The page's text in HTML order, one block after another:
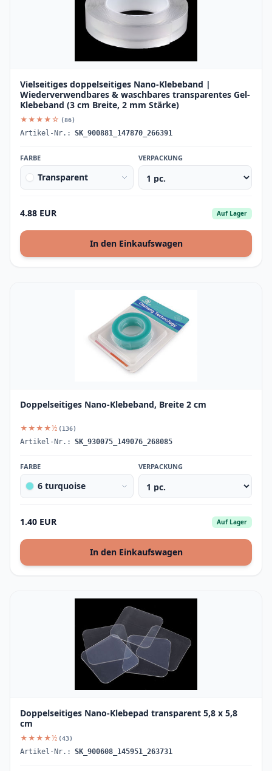
Vielseitiges doppelseitiges Nano-Klebeband |
Wiederverwendbares & waschbares transparentes Gel-
Klebeband (3 cm Breite, 2 mm Stärke)
★★★★☆ (86)
Artikel-Nr.: SK_900881_147870_266391
FARBE
Transparent
VERPACKUNG
4.88 EUR Auf Lager
In den Einkaufswagen
Doppelseitiges Nano-Klebeband, Breite 2 cm
★★★★½ (136)
Artikel-Nr.: SK_930075_149076_268085
FARBE
6 turquoise
VERPACKUNG
1.40 EUR Auf Lager
In den Einkaufswagen
Doppelseitiges Nano-Klebepad transparent 5,8 x 5,8
cm
★★★★½ (43)
Artikel-Nr.: SK_900608_145951_263731